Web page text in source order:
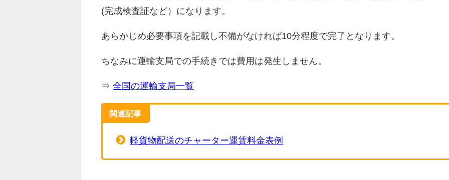
(完成検査証など）になります。
あらかじめ必要事項を記載し不備がなければ10分程度で完了となります。
ちなみに運輸支局での手続きでは費用は発生しません。
⇒全国の運輸支局一覧
関連記事
軽貨物配送のチャーター運賃料金表例